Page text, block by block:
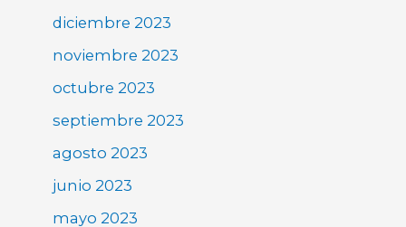
diciembre 2023
noviembre 2023
octubre 2023
septiembre 2023
agosto 2023
junio 2023
mayo 2023